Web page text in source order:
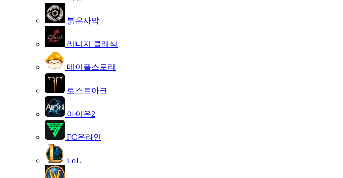
붉은사막
리니지 클래식
메이플스토리
로스트아크
아이온2
FC온라인
LoL